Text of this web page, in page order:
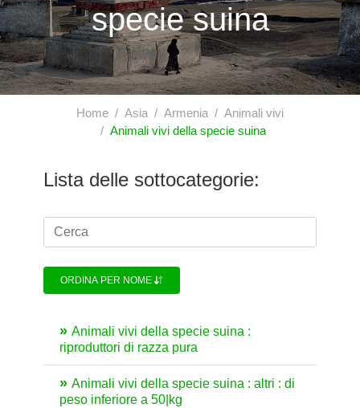
specie suina
Home Asia Armenia
Animali vivi
Animali vivi della specie suina
Lista delle sottocategorie:
ORDINA PER NOME
Animali vivi della specie suina :
riproduttori di razza pura
Animali vivi della specie suina : altri : di
peso inferiore a 50|kg